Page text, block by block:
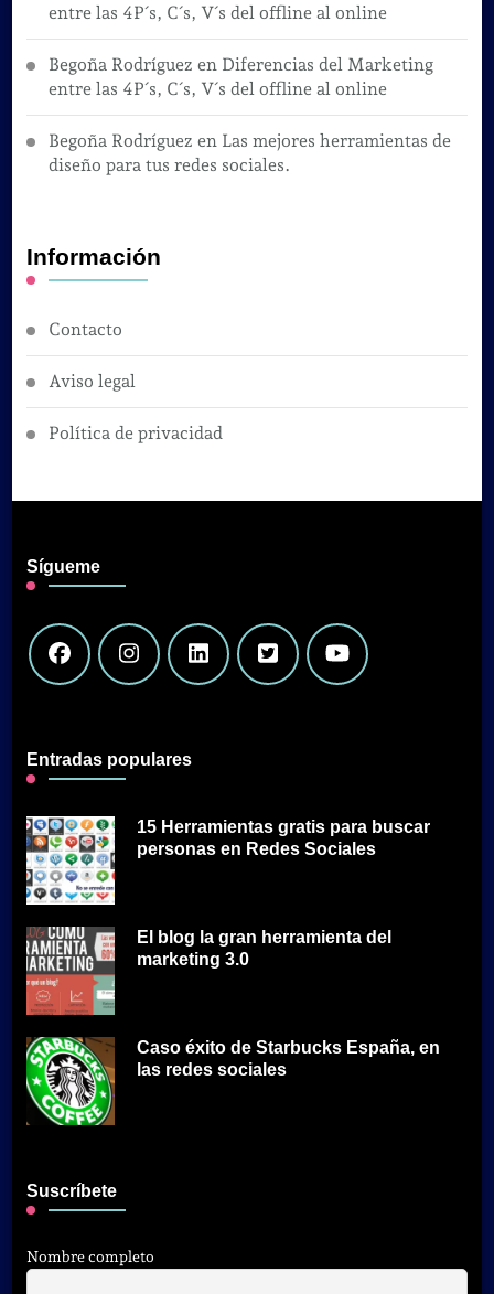
entre las 4P´s, C´s, V´s del offline al online
Begoña Rodríguez en Diferencias del Marketing
entre las 4P´s, C´s, V´s del offline al online
Begoña Rodríguez en Las mejores herramientas de
diseño para tus redes sociales.
Información
Contacto
Aviso legal
Política de privacidad
Sígueme
Entradas populares
15 Herramientas gratis para buscar
personas en Redes Sociales
El blog la gran herramienta del
marketing 3.0
Caso éxito de Starbucks España, en
las redes sociales
Suscríbete
Nombre completo